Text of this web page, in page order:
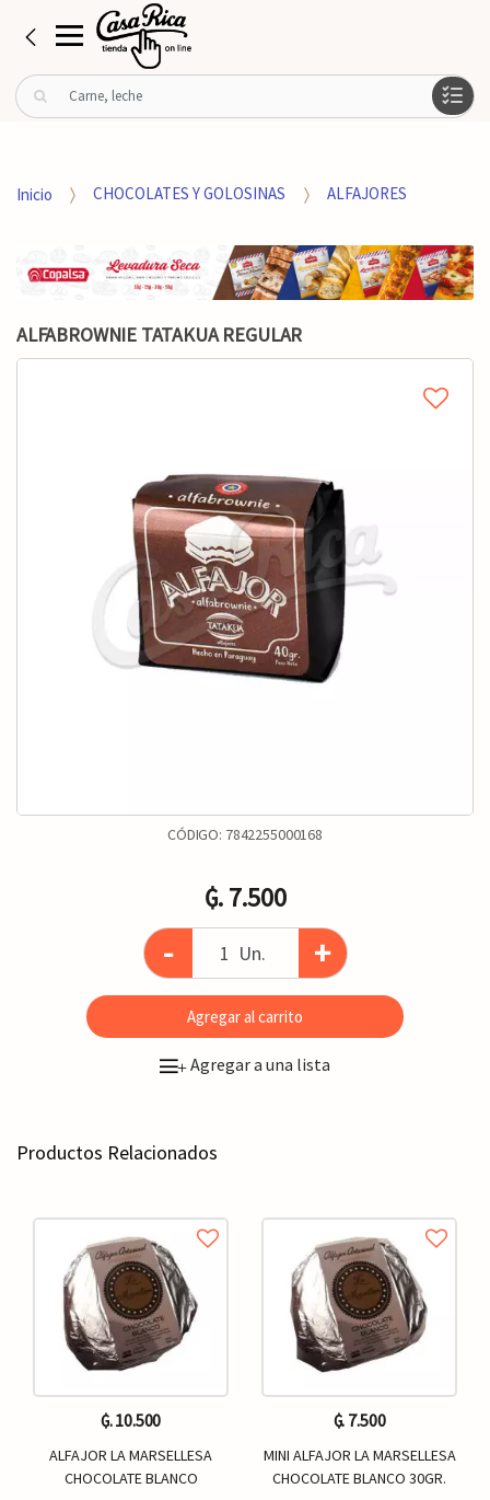
B
u
rInicio CHOCOLATES Y GOLOSINAS ALFAJORES
ALFABROWNIE TATAKUA REGULAR
CÓDIGO: 7842255000168
₲. 7.500
- Un. +
Agregar al carrito
+Agregar a una lista
Productos Relacionados
₲. 10.500
ALFAJOR LA MARSELLESA
CHOCOLATE BLANCO
₲. 7.500
MINI ALFAJOR LA MARSELLESA
CHOCOLATE BLANCO 30GR.